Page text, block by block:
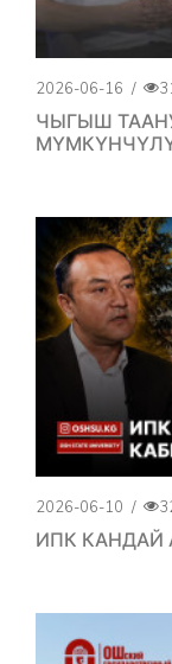
2026-06-16 /
ЧЫГЫШ
2026-06-10 /
ИПК КАНДАЙ